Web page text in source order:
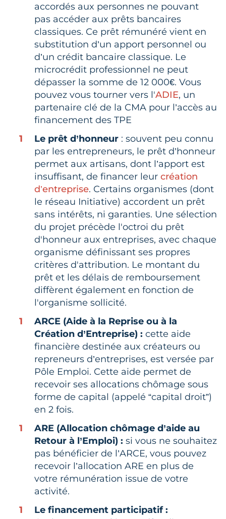
accordés aux personnes ne pouvant
pas accéder aux prêts bancaires
classiques. Ce prêt rémunéré vient en
substitution d’un apport personnel ou
d’un crédit bancaire classique. Le
microcrédit professionnel ne peut
dépasser la somme de 12 000€. Vous
pouvez vous tourner vers l'ADIE, un
partenaire clé de la CMA pour l’accès au
financement des TPE
Le prêt d’honneur : souvent peu connu
par les entrepreneurs, le prêt d’honneur
permet aux artisans, dont l’apport est
insuffisant, de financer leur création
d’entreprise. Certains organismes (dont
le réseau Initiative) accordent un prêt
sans intérêts, ni garanties. Une sélection
du projet précède l'octroi du prêt
d'honneur aux entreprises, avec chaque
organisme définissant ses propres
critères d'attribution. Le montant du
prêt et les délais de remboursement
diffèrent également en fonction de
l'organisme sollicité.
ARCE (Aide à la Reprise ou à la
Création d’Entreprise) : cette aide
financière destinée aux créateurs ou
repreneurs d’entreprises, est versée par
Pôle Emploi. Cette aide permet de
recevoir ses allocations chômage sous
forme de capital (appelé “capital droit”)
en 2 fois.
ARE (Allocation chômage d’aide au
Retour à l’Emploi) : si vous ne souhaitez
pas bénéficier de l’ARCE, vous pouvez
recevoir l’allocation ARE en plus de
votre rémunération issue de votre
activité.
Le financement participatif :